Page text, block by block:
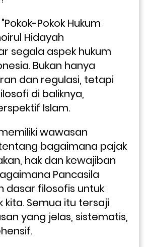
Pokok Hukum
Hidayah
segala aspek hukum
Bukan hanya
dan regulasi, tetapi
di baliknya,
Islam.
wawasan
bagaimana pajak
hak dan kewajiban
Pancasila
dasar filosofis untuk
kita. Semua itu tersaji
yang jelas, sistematis,